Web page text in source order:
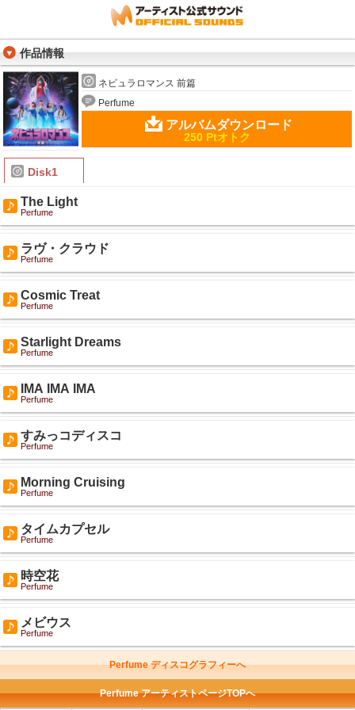
作品情報
ネビュラロマンス 前篇
Perfume
アルバムダウンロード
250 Ptオトク
Disk1
The Light
Perfume
ラヴ・クラウド
Perfume
Cosmic Treat
Perfume
Starlight Dreams
Perfume
IMA IMA IMA
Perfume
すみっコディスコ
Perfume
Morning Cruising
Perfume
タイムカプセル
Perfume
時空花
Perfume
メビウス
Perfume
Perfume ディスコグラフィーへ
Perfume アーティストページTOPへ